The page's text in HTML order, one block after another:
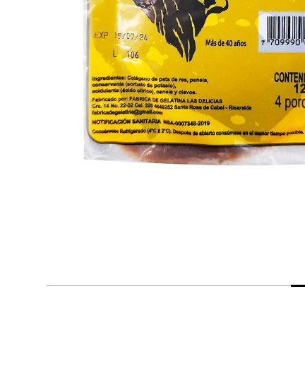
lácteos y refrigerados
vinos y licores
cuidado del bebé
mascotas
otros
Mantequilla